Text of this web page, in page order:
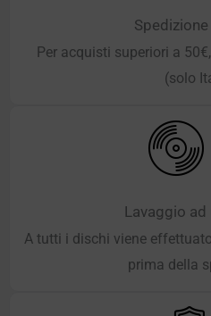
Per acquisti superiori a
(solo
Lavaggio
A tutti i dischi viene
prima della